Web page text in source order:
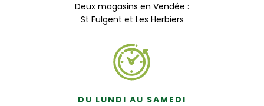
Deux magasins en Vendée :
St Fulgent et Les Herbiers
DU LUNDI AU SAMEDI